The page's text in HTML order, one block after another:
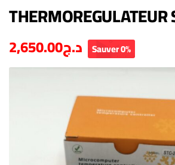
د.ج2,650.00 Sauver 0%